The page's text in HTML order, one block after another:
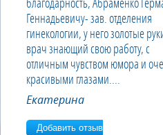
Геннадьевичу- зав. отделения
гинекологии, у него золотые
врач знающий свою работу, с
отличным чувством юмора и
красивыми глазами....
Екатерина
Добавить отзыв